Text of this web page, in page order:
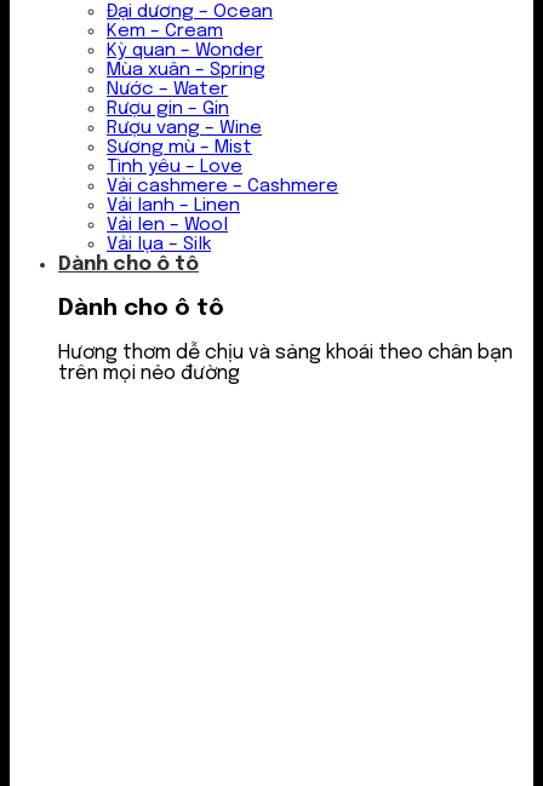
Đại dương – Ocean
Kem – Cream
Kỳ quan – Wonder
Mùa xuân – Spring
Nước – Water
Rượu gin – Gin
Rượu vang – Wine
Sương mù – Mist
Tình yêu – Love
Vải cashmere – Cashmere
Vải lanh – Linen
Vải len – Wool
Vải lụa – Silk
Dành cho ô tô
Dành cho ô tô
Hương thơm dễ chịu và sảng khoái theo chân bạn
trên mọi nẻo đường